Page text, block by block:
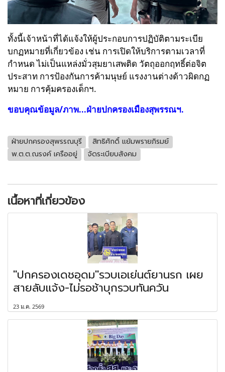
ทั้งนี้เจ้าหน้าที่ได้แจ้งให้ผู้ประกอบการปฏิบัติตามระเบีย
บกฏหมายที่เกี่ยวข้อง เช่น การเปิดให้บริการตามเวลาที่
กำหนด ไม่เป็นแหล่งมั่วสุมยาเสพติด วัตถุออกฤทธิ์ต่อจิต
ประสาท การป้องกันการค้ามนุษย์ แรงงานต่างด้าวผิดกฏ
หมาย การคุ้มครองเด็กฯ.
ขอบคุณข้อมูล/ภาพ...ฝ่ายปกครองเมืองสุพรรณฯ.
ฝ่ายปกครองสุพรรณบุรี
สิทธิศักดิ์ แย้มพรายภิรมย์
พ.ต.ต.ณรงค์ เครืออยู่
จัดระเบียบสังคม
เนื้อหาที่เกี่ยวข้อง
"ปกครองเดชอุดม"รวบเอเย่นต์ยานรก เผย
สายลับแจ้ง-ไม่รอช้าบุกรวบทันควัน
23 ม.ค. 2569